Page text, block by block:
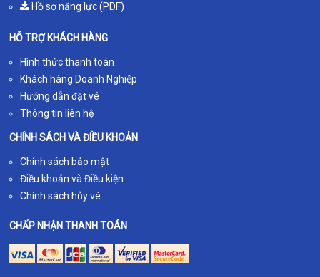
Hồ sơ năng lực (PDF)
HỖ TRỢ KHÁCH HÀNG
Hình thức thanh toán
Khách hàng Doanh Nghiệp
Hướng dẫn đặt vé
Thông tin liên hệ
CHÍNH SÁCH VÀ ĐIỀU KHOẢN
Chính sách bảo mật
Điều khoản và Điều kiện
Chính sách hủy vé
CHẤP NHẬN THANH TOÁN